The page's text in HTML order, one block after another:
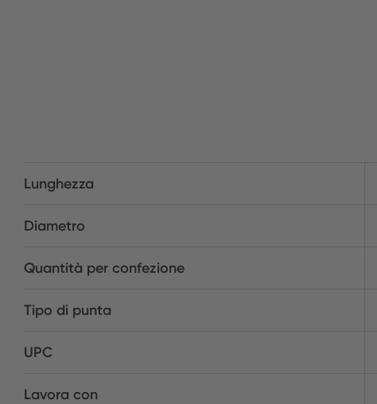
Lunghezza
Diametro
Quantità per confezione
Tipo di punta
UPC
Lavora con